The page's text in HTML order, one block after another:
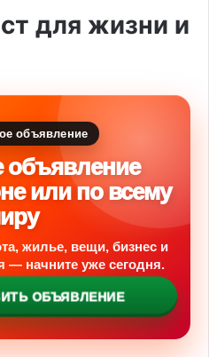
для жизни и
объявление
объявление
или по всему
жилье, вещи, бизнес и
— начните уже сегодня.
ОБЪЯВЛЕНИЕ